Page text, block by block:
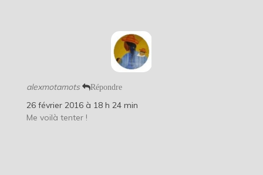
alexmotamots Répondre
26 février 2016 à 18 h 24 min
Me voilà tenter !